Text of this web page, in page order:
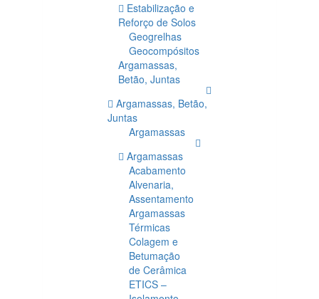
Estabilização e
Reforço de Solos
Geogrelhas
Geocompósitos
Argamassas,
Betão, Juntas
Argamassas, Betão,
Juntas
Argamassas
Argamassas
Acabamento
Alvenaria,
Assentamento
Argamassas
Térmicas
Colagem e
Betumação
de Cerâmica
ETICS –